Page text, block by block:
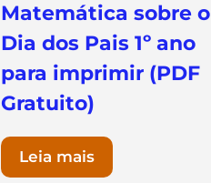
Matemática sobre o
Dia dos Pais 1º ano
para imprimir (PDF
Gratuito)
Leia mais